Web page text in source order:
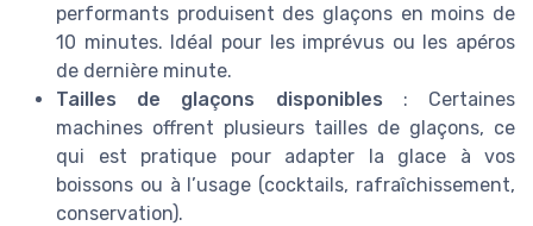
performants produisent des glaçons en moins de
10 minutes. Idéal pour les imprévus ou les apéros
de dernière minute.
Tailles de glaçons disponibles : Certaines
machines offrent plusieurs tailles de glaçons, ce
qui est pratique pour adapter la glace à vos
boissons ou à l’usage (cocktails, rafraîchissement,
conservation).